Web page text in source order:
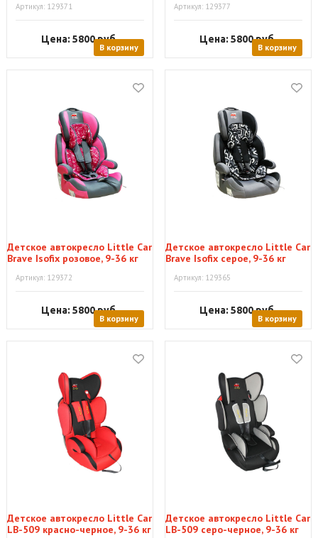
Артикул: 129371
Цена: 5800руб.
В корзину
Артикул: 129377
Цена: 5800руб.
В корзину
Детское автокресло Little Car
Brave Isofix розовое, 9-36 кг
Артикул: 129372
Цена: 5800руб.
В корзину
Детское автокресло Little Car
Brave Isofix серое, 9-36 кг
Артикул: 129365
Цена: 5800руб.
В корзину
Детское автокресло Little Car
LB-509 красно-черное, 9-36 кг
Детское автокресло Little Car
LB-509 серо-черное, 9-36 кг